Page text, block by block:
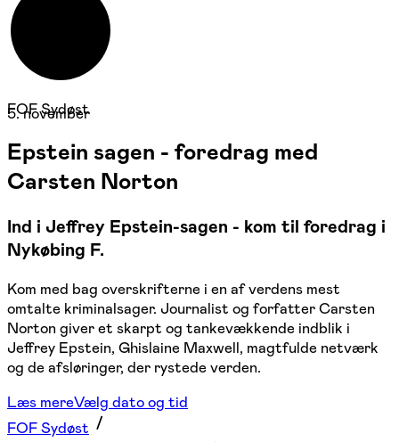
5. november
FOF Sydøst
Epstein sagen - foredrag med
Carsten Norton
Ind i Jeffrey Epstein-sagen - kom til foredrag i
Nykøbing F.
Kom med bag overskrifterne i en af verdens mest
omtalte kriminalsager. Journalist og forfatter Carsten
Norton giver et skarpt og tankevækkende indblik i
Jeffrey Epstein, Ghislaine Maxwell, magtfulde netværk
og de afsløringer, der rystede verden.
Læs mereVælg dato og tid
FOF Sydøst